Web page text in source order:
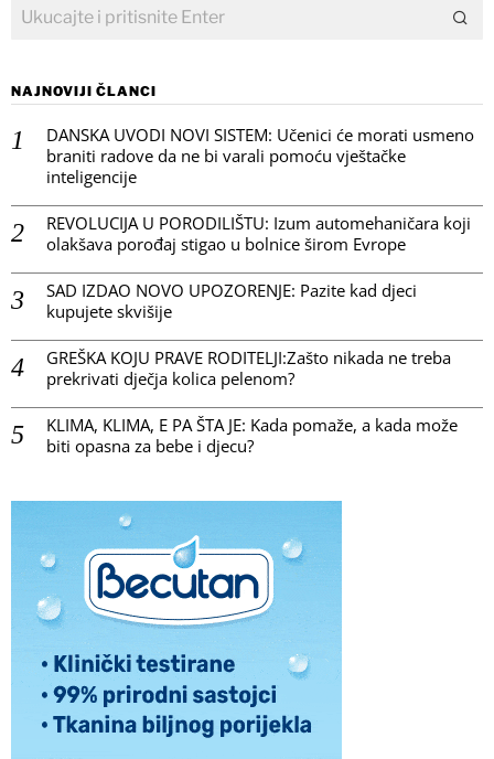
NAJNOVIJI ČLANCI
DANSKA UVODI NOVI SISTEM: Učenici će morati usmeno
braniti radove da ne bi varali pomoću vještačke
inteligencije
REVOLUCIJA U PORODILIŠTU: Izum automehaničara koji
olakšava porođaj stigao u bolnice širom Evrope
SAD IZDAO NOVO UPOZORENJE: Pazite kad djeci
kupujete skvišije
GREŠKA KOJU PRAVE RODITELJI:Zašto nikada ne treba
prekrivati dječja kolica pelenom?
KLIMA, KLIMA, E PA ŠTA JE: Kada pomaže, a kada može
biti opasna za bebe i djecu?